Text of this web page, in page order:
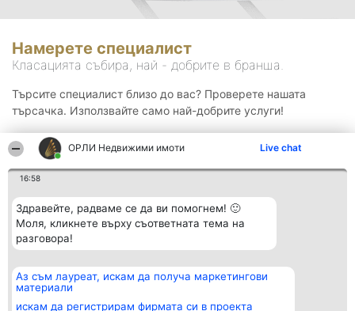
ОРЛИ Недвижими имоти Live chat
16:58
Здравейте, радваме се да ви помогнем! 🙂
Моля, кликнете върху съответната тема на
разговора!
Аз съм лауреат, искам да получа маркетингови
материали
искам да регистрирам фирмата си в проекта
Намерете специалист
Класацията събира, най - добрите в бранша.
Търсите специалист близо до вас? Проверете нашата
търсачка. Използвайте само най-добрите услуги!
Организатор на
класиране
Класация Контакти